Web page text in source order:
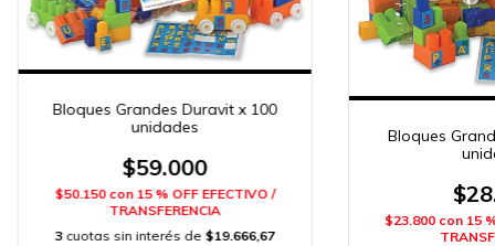
Bloques Grandes Duravit x 100
unidades
$59.000
$50.150 con 15 % OFF EFECTIVO /
TRANSFERENCIA
3 cuotas sin interés de $19.666,67
Bloques
$23.800 con 15